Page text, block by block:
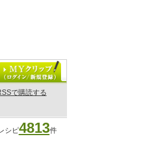
で購読する
シピ4813件